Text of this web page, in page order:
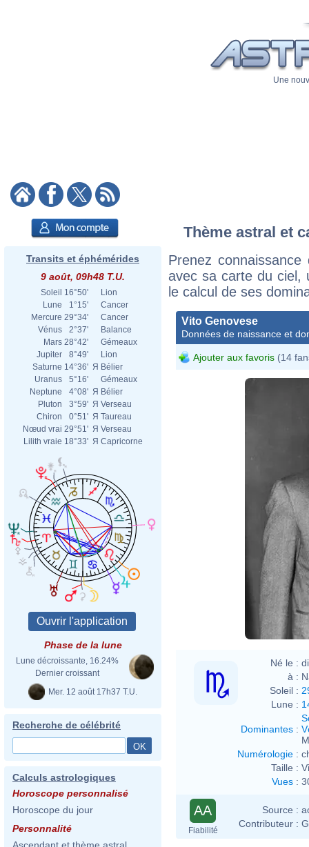
Une
Transits et éphémérides
9 août, 09h48 T.U.
Soleil 16°50'
Lion
Lune
1°15'
Cancer
Mercure 29°34'
Cancer
Vénus
2°37'
Balance
Mars 28°42'
Gémeaux
Jupiter
8°49'
Lion
Saturne 14°36' Я Bélier
Uranus
5°16'
Gémeaux
Neptune
4°08' Я Bélier
Pluton
3°59' Я Verseau
Chiron
0°51' Я Taureau
Nœud vrai 29°51' Я Verseau
Lilith vraie 18°33' Я Capricorne
Phase de la lune
Lune décroissante, 16.24%
Dernier croissant
Mer. 12 août 17h37 T.U.
Recherche de célébrité
Calculs astrologiques
Horoscope personnalisé
Horoscope du jour
Personnalité
Thème astral et
Prenez
avec sa carte du ciel,
le calcul de ses
Vito Genovese
Données de naissance et
Ajouter aux favoris (14
Né le :
à :
Soleil :
Lune :
Dominantes :
Numérologie :
Taille :
Vues :
AA
Fiabilité
Source :
Contributeur :